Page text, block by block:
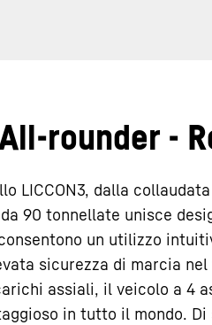
rounder -
LICCON3, dalla
da 90 tonnellate unisce
un utilizzo
sicurezza di marcia
assiali, il veicolo a 4
in tutto il mondo.